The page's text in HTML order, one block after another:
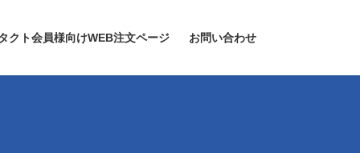
クト会員様向けWEB注文ページ お問い合わせ